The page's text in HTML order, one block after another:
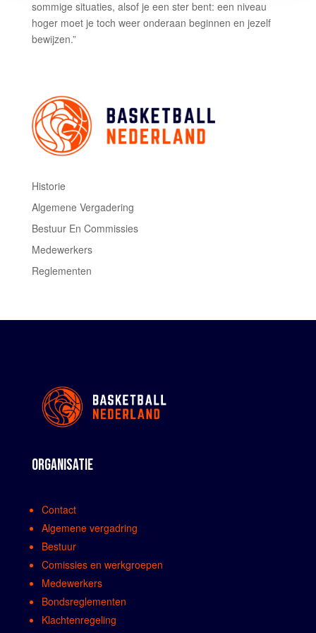
sommige situaties, alsof je een ster bent: een niveau
hoger moet je toch weer onderaan beginnen en jezelf
bewijzen.”
Historie
Algemene Vergadering
Bestuur En Commissies
Medewerkers
Reglementen
ORGANISATIE
Contact
Algemene vergadring
Bestuur
Comissies en werkgroepen
Medewerkers
Bondsreglementen
Klachtenregeling